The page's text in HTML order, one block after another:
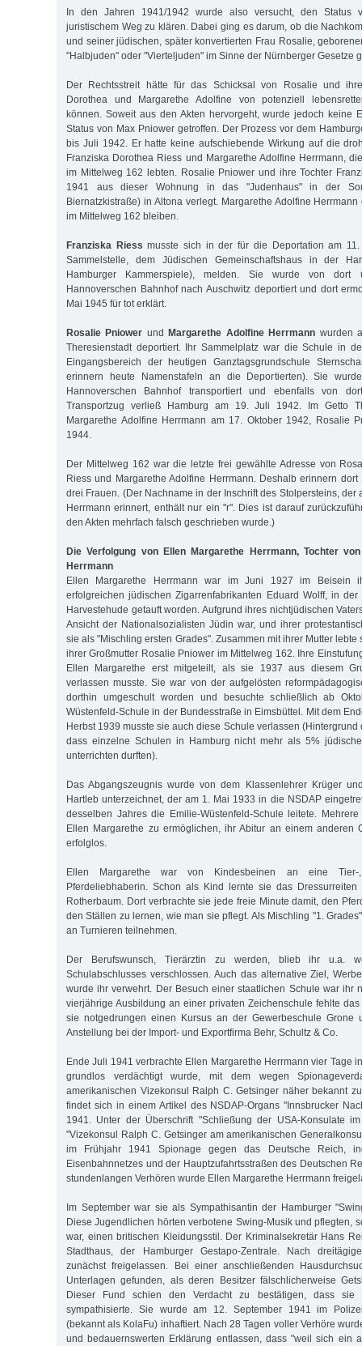
In den Jahren 1941/1942 wurde also versucht, den Status
juristischem Weg zu klären. Dabei ging es darum, ob die
und seiner jüdischen, später konvertierten Frau Rosalie,
"Halbjuden" oder "Vierteljuden" im Sinne der Nürnberger Gesetze
Der Rechtsstreit hätte für das Schicksal von Rosalie und
Dorothea und Margarethe Adolfine von potenziell
können. Soweit aus den Akten hervorgeht, wurde jedoch keine
Status von Max Pniower getroffen. Der Prozess vor dem
bis Juli 1942. Er hatte keine aufschiebende Wirkung auf die
Franziska Dorothea Riess und Margarethe Adolfine Herrmann,
im Mittelweg 162 lebten. Rosalie Pniower und ihre Tochter
1941 aus dieser Wohnung in das "Judenhaus" in der
Biernatzkistraße) in Altona verlegt. Margarethe Adolfine
im Mittelweg 162 bleiben.
Franziska Riess musste sich in der für die Deportation am
Sammelstelle, dem Jüdischen Gemeinschaftshaus in der
Hamburger Kammerspiele), melden. Sie wurde von dort
Hannoverschen Bahnhof nach Auschwitz deportiert und dort
Mai 1945 für tot erklärt.
Rosalie Pniower undMargarethe Adolfine Herrmann wurden
Theresienstadt deportiert. Ihr Sammelplatz war die Schule in
Eingangsbereich der heutigen Ganztagsgrundschule
erinnern heute Namenstafeln an die Deportierten). Sie
Hannoverschen Bahnhof transportiert und ebenfalls von
Transportzug verließ Hamburg am 19. Juli 1942. Im Getto
Margarethe Adolfine Herrmann am 17. Oktober 1942, Rosalie
1944.
Der Mittelweg 162 war die letzte frei gewählte Adresse von
Riess und Margarethe Adolfine Herrmann. Deshalb erinnern
drei Frauen. (Der Nachname in der Inschrift des Stolpersteins, der
Herrmann erinnert, enthält nur ein "r". Dies ist darauf
den Akten mehrfach falsch geschrieben wurde.)
Die Verfolgung von Ellen Margarethe Herrmann, Tochter
Herrmann
Ellen Margarethe Herrmann war im Juni 1927 im Beisein
erfolgreichen jüdischen Zigarrenfabrikanten Eduard Wolff, in
Harvestehude getauft worden. Aufgrund ihres nichtjüdischen
Ansicht der Nationalsozialisten Jüdin war, und ihrer
sie als "Mischling ersten Grades". Zusammen mit ihrer Mutter lebte
ihrer Großmutter Rosalie Pniower im Mittelweg 162. Ihre
Ellen Margarethe erst mitgeteilt, als sie 1937 aus diesem
verlassen musste. Sie war von der aufgelösten
dorthin umgeschult worden und besuchte schließlich ab
Wüstenfeld-Schule in der Bundesstraße in Eimsbüttel. Mit dem
Herbst 1939 musste sie auch diese Schule verlassen (Hintergrund
dass einzelne Schulen in Hamburg nicht mehr als 5%
unterrichten durften).
Das Abgangszeugnis wurde von dem Klassenlehrer Krüger
Hartleb unterzeichnet, der am 1. Mai 1933 in die NSDAP
desselben Jahres die Emilie-Wüstenfeld-Schule leitete. Mehrere
Ellen Margarethe zu ermöglichen, ihr Abitur an einem anderen
erfolglos.
Ellen Margarethe war von Kindesbeinen an eine Tier-
Pferdeliebhaberin. Schon als Kind lernte sie das
Rotherbaum. Dort verbrachte sie jede freie Minute damit, den
den Ställen zu lernen, wie man sie pflegt. Als Mischling "1.
an Turnieren teilnehmen.
Der Berufswunsch, Tierärztin zu werden, blieb ihr u.a.
Schulabschlusses verschlossen. Auch das alternative Ziel,
wurde ihr verwehrt. Der Besuch einer staatlichen Schule war ihr
vierjährige Ausbildung an einer privaten Zeichenschule fehlte
sie notgedrungen einen Kursus an der Gewerbeschule Grone
Anstellung bei der Import- und Exportfirma Behr, Schultz & Co.
Ende Juli 1941 verbrachte Ellen Margarethe Herrmann vier Tage
grundlos verdächtigt wurde, mit dem wegen
amerikanischen Vizekonsul Ralph C. Getsinger näher bekannt
findet sich in einem Artikel des NSDAP-Organs "Innsbrucker
1941. Unter der Überschrift "Schließung der USA-Konsulate
"Vizekonsul Ralph C. Getsinger am amerikanischen
im Frühjahr 1941 Spionage gegen das Deutsche Reich,
Eisenbahnnetzes und der Hauptzufahrtsstraßen des Deutschen
stundenlangen Verhören wurde Ellen Margarethe Herrmann
Im September war sie als Sympathisantin der Hamburger
Diese Jugendlichen hörten verbotene Swing-Musik und pflegten,
war, einen britischen Kleidungsstil. Der Kriminalsekretär Hans
Stadthaus, der Hamburger Gestapo-Zentrale. Nach
zunächst freigelassen. Bei einer anschließenden
Unterlagen gefunden, als deren Besitzer fälschlicherweise
Dieser Fund schien den Verdacht zu bestätigen, dass sie
sympathisierte. Sie wurde am 12. September 1941 im
(bekannt als KolaFu) inhaftiert. Nach 28 Tagen voller Verhöre
und bedauernswerten Erklärung entlassen, dass "weil sich ein